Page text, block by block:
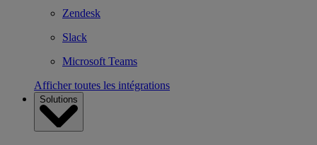
Zendesk
Slack
Microsoft Teams
Afficher toutes les intégrations
Solutions